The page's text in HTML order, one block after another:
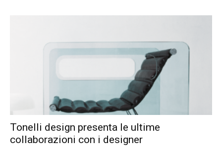
Tonelli design presenta le ultime
collaborazioni con i designer